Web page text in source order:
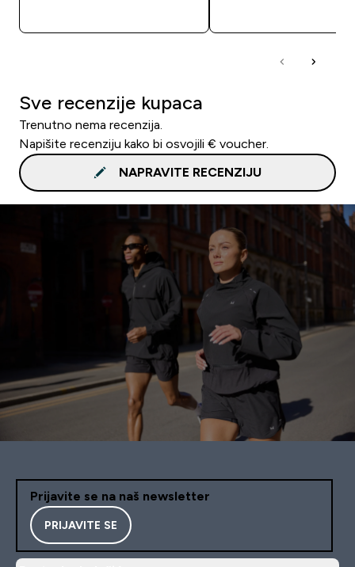
Sve recenzije kupaca
Trenutno nema recenzija.
Napišite recenziju kako bi osvojili € voucher.
NAPRAVITE RECENZIJU
Prijavite se na naš newsletter
PRIJAVITE SE